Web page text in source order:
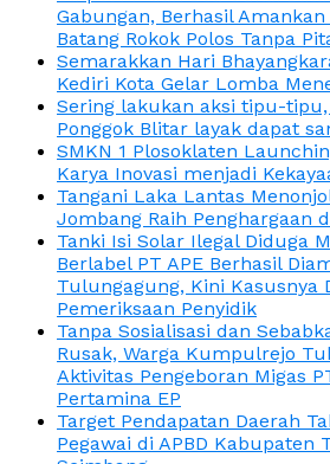
Gabungan, Berhasil
Batang Rokok Polos Tanpa
Semarakkan Hari
Kediri Kota Gelar Lomba
Sering lakukan aksi tipu-
Ponggok Blitar layak dapat
SMKN 1 Plosoklaten
Karya Inovasi menjadi
Tangani Laka Lantas
Jombang Raih Penghargaan
Tanki Isi Solar Ilegal Diduga
Berlabel PT APE Berhasil
Tulungagung, Kini Kasusnya
Pemeriksaan Penyidik
Tanpa Sosialisasi dan
Rusak, Warga Kumpulrejo
Aktivitas Pengeboran Migas
Pertamina EP
Target Pendapatan Daerah
Pegawai di APBD Kabupaten